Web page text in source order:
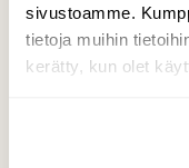
sivustoamme.
tietoja muihin
kerätty, kun olet